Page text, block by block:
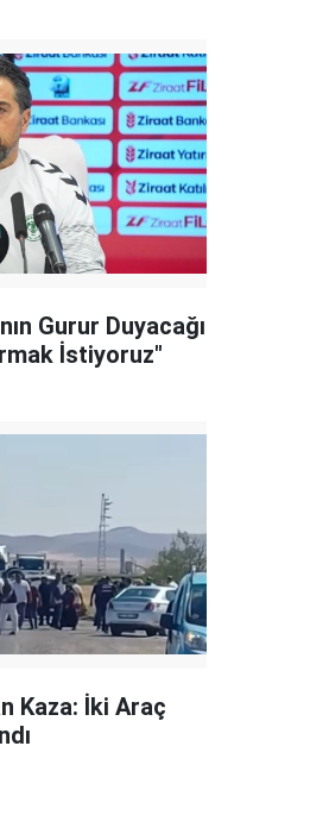
Gurur Duyacağı
İstiyoruz"
Kaza: İki Araç